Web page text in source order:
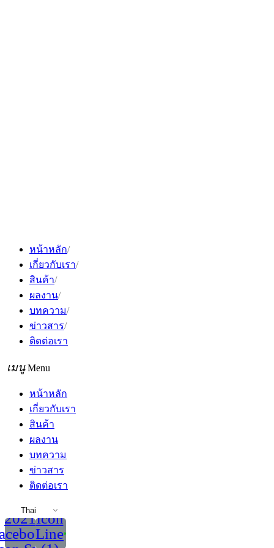
หน้าหลัก
เกี่ยวกับเรา
สินค้า
ผลงาน
บทความ
ข่าวสาร
ติดต่อเรา
Menu
หน้าหลัก
เกี่ยวกับเรา
สินค้า
ผลงาน
บทความ
ข่าวสาร
ติดต่อเรา
Thai
2021Icon
Line